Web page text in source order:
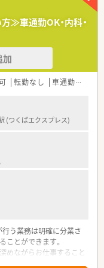
≫車通勤OK・内科・
加
転勤なし 車通勤可
(つくばエクスプレス)
う業務は明確に分業さ
ことができます。
めながらお仕事すること